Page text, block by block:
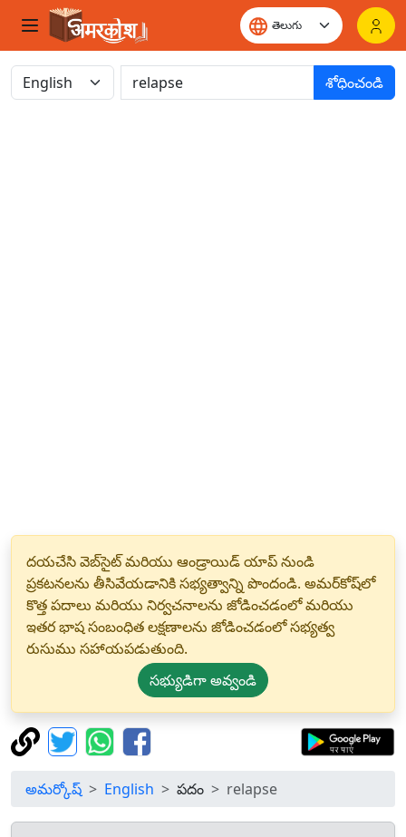
శోధించండి
దయచేసి వెబ్‌సైట్ మరియు ఆండ్రాయిడ్ యాప్ నుండి
ప్రకటనలను తీసివేయడానికి సభ్యత్వాన్ని పొందండి. అమర్‌కోష్‌లో
కొత్త పదాలు మరియు నిర్వచనాలను జోడించడంలో మరియు
ఇతర భాష సంబంధిత లక్షణాలను జోడించడంలో సభ్యత్వ
రుసుము సహాయపడుతుంది.
సభ్యుడిగా అవ్వండి
అమర్కోష్ English పదం relapse